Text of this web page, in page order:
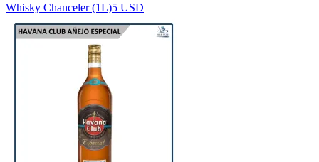
Whisky Chanceler (1L)5 USD